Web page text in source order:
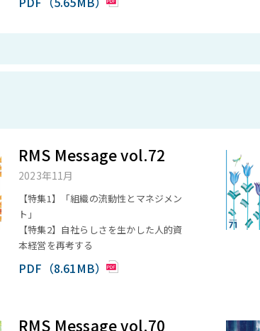
RMS Message vol.72
2023年11月
【特集1】「組織の流動性とマネジメン
ト」
【特集2】自社らしさを生かした人的資
本経営を再考する
PDF（8.61MB）
RMS Message vol.70